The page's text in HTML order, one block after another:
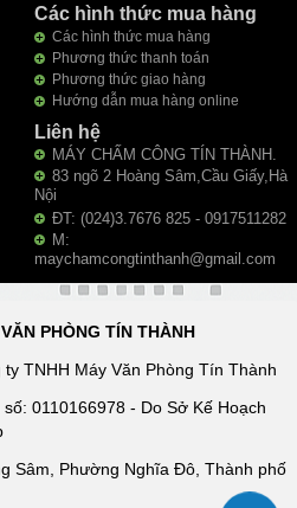
Các hình thức mua hàng
Các hình thức mua hàng
Phương thức thanh toán
Phương thức giao hàng
Hướng dẫn mua hàng online
Liên hệ
MÁY CHẤM CÔNG TÍN THÀNH.
83 ngõ 2 Hoàng Sâm,Cầu Giấy,Hà
Nội
ĐT: (024)3.7676 825 - 0917511282
M:
maychamcongtinthanh@gmail.com
PHÒNG TÍN THÀNH
TNHH Máy Văn Phòng Tín Thành
0110166978 - Do Sở Kế Hoạch
Sâm, Phường Nghĩa Đô, Thành phố